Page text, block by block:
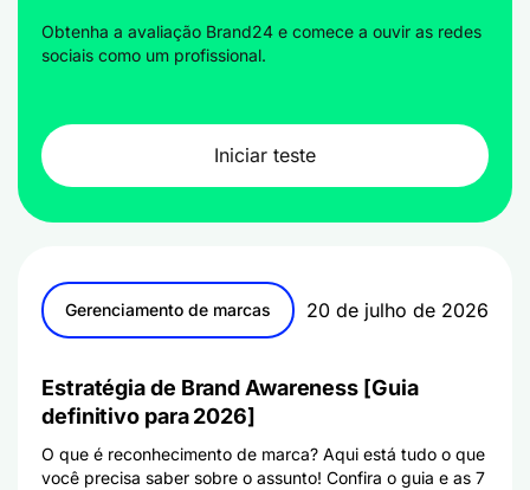
Obtenha a avaliação Brand24 e comece a ouvir as redes
sociais como um profissional.
Iniciar teste
Gerenciamento de marcas 20 de julho de 2026
Estratégia de Brand Awareness [Guia
definitivo para 2026]
O que é reconhecimento de marca? Aqui está tudo o que
você precisa saber sobre o assunto! Confira o guia e as 7